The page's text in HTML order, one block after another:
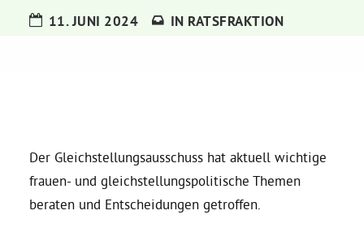
Sylvia Rietenberg, MdB
Robin Korte, MdL
11. JUNI 2024 IN RATSFRAKTION
Der Gleichstellungsausschuss hat aktuell wichtige
frauen- und gleichstellungspolitische Themen
beraten und Entscheidungen getroffen.